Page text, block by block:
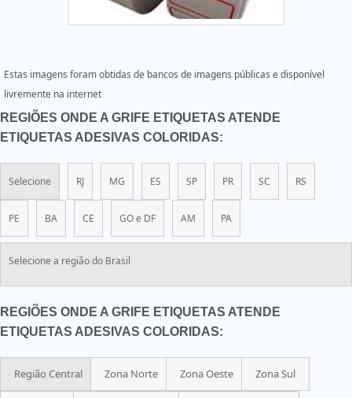
Estas imagens foram obtidas de bancos de imagens públicas e disponível
livremente na internet
REGIÕES ONDE A GRIFE ETIQUETAS ATENDE
ETIQUETAS ADESIVAS COLORIDAS:
Selecione RJ MG ES SP PR SC RS
PE BA CE GO e DF AM PA
Selecione a região do Brasil
REGIÕES ONDE A GRIFE ETIQUETAS ATENDE
ETIQUETAS ADESIVAS COLORIDAS:
Região Central Zona Norte Zona Oeste Zona Sul